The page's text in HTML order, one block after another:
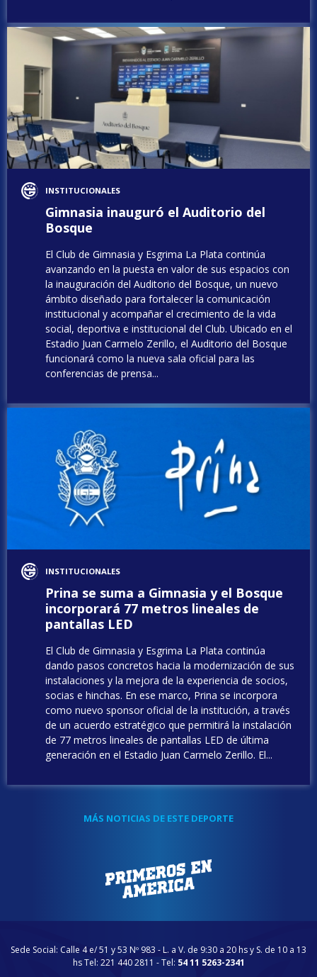
INSTITUCIONALES
Gimnasia inauguró el Auditorio del
Bosque
El Club de Gimnasia y Esgrima La Plata continúa
avanzando en la puesta en valor de sus espacios con
la inauguración del Auditorio del Bosque, un nuevo
ámbito diseñado para fortalecer la comunicación
institucional y acompañar el crecimiento de la vida
social, deportiva e institucional del Club. Ubicado en el
Estadio Juan Carmelo Zerillo, el Auditorio del Bosque
funcionará como la nueva sala oficial para las
conferencias de prensa...
INSTITUCIONALES
Prina se suma a Gimnasia y el Bosque
incorporará 77 metros lineales de
pantallas LED
El Club de Gimnasia y Esgrima La Plata continúa
dando pasos concretos hacia la modernización de sus
instalaciones y la mejora de la experiencia de socios,
socias e hinchas. En ese marco, Prina se incorpora
como nuevo sponsor oficial de la institución, a través
de un acuerdo estratégico que permitirá la instalación
de 77 metros lineales de pantallas LED de última
generación en el Estadio Juan Carmelo Zerillo. El...
MÁS NOTICIAS DE ESTE DEPORTE
Sede Social: Calle 4 e/ 51 y 53 Nº 983 - L. a V. de 9:30 a 20 hs y S. de 10 a 13
hs Tel: 221 440 2811 - Tel: 54 11 5263-2341